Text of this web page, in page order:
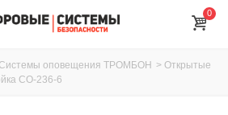
0
Системы оповещения ТРОМБОН > Открытые
СО-236-6